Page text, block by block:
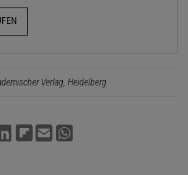
Verlag, Heidelberg